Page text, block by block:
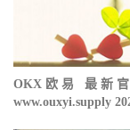
OKX欧易 最新官
www.ouxyi.supply